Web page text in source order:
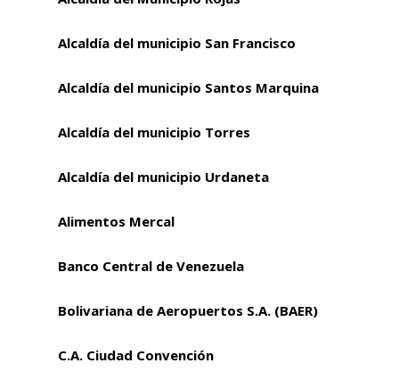
Alcaldía del municipio San Francisco
Alcaldía del municipio Santos Marquina
Alcaldía del municipio Torres
Alcaldía del municipio Urdaneta
Alimentos Mercal
Banco Central de Venezuela
Bolivariana de Aeropuertos S.A. (BAER)
C.A. Ciudad Convención